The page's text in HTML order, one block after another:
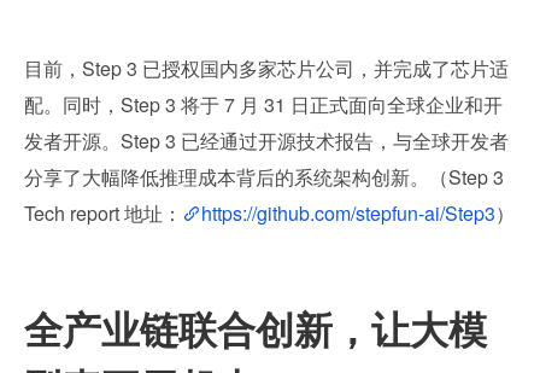
目前，Step 3 已授权国内多家芯片公司，并完成了芯片适
配。同时，Step 3 将于 7 月 31 日正式面向全球企业和开
发者开源。Step 3 已经通过开源技术报告，与全球开发者
分享了大幅降低推理成本背后的系统架构创新。（Step 3
Tech report 地址：
https://github.com/stepfun-ai/Step3）
全产业链联合创新，让大模